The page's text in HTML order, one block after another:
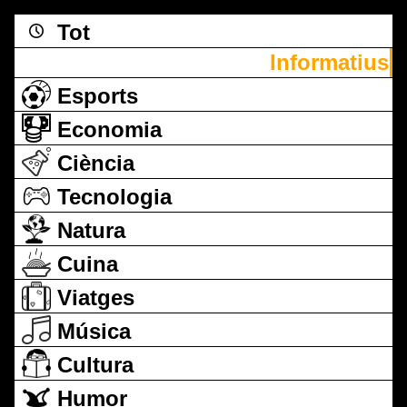
Tot
Informatius
Esports
Economia
Ciència
Tecnologia
Natura
Cuina
Viatges
Música
Cultura
Humor